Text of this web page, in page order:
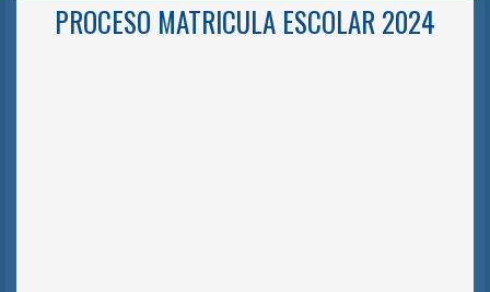
PROCESO MATRICULA ESCOLAR 2024